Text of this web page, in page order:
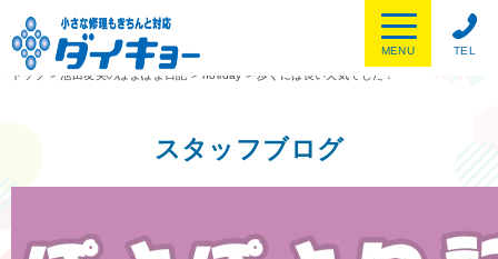
TEL
MENU
トップ
> 池田友美のぽよぽよ日記 >holiday > 歩くには良い天気でした！
スタッフブログ